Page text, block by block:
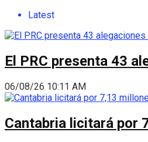
Latest
El PRC presenta 43
06/08/26 10:11 AM
Cantabria licitará por